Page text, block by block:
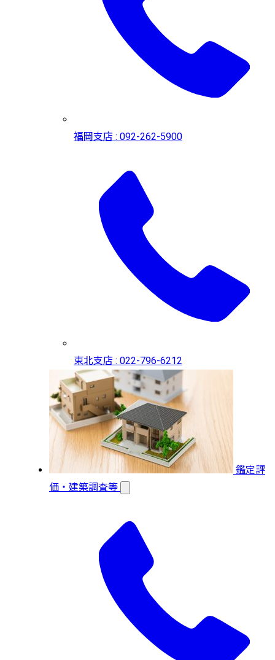
福岡支店 : 092-262-5900
東北支店 : 022-796-6212
鑑定評
価・建築調査等